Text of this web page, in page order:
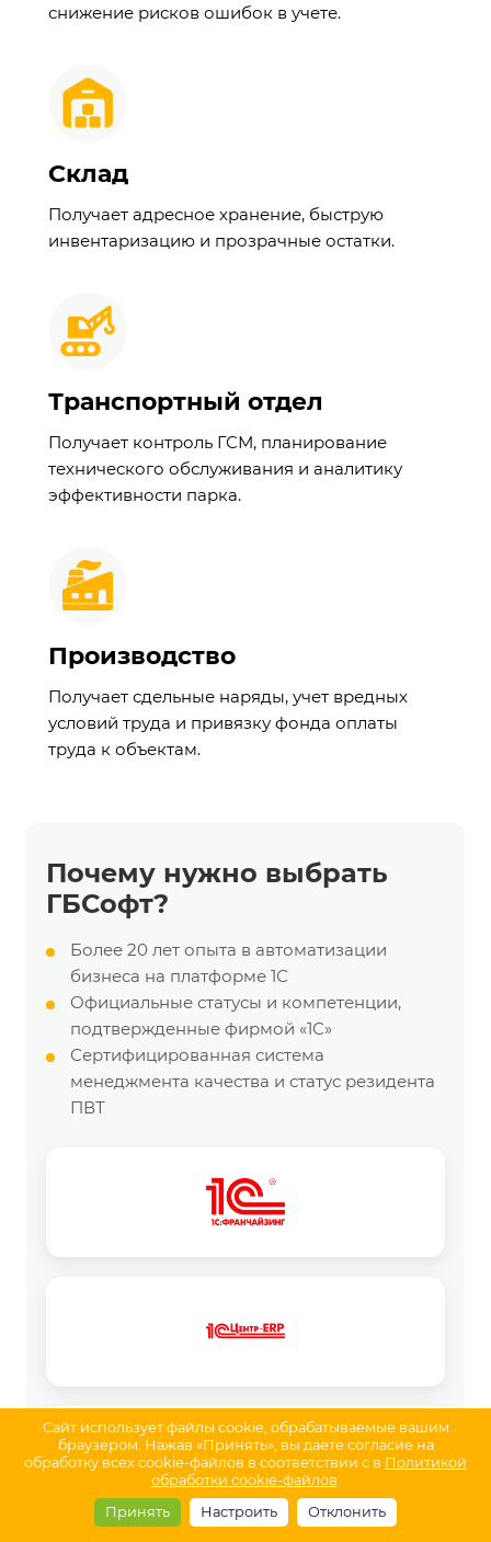
снижение рисков ошибок в учете.
Склад
Получает адресное хранение, быструю
инвентаризацию и прозрачные остатки.
Транспортный отдел
Получает контроль ГСМ, планирование
технического обслуживания и аналитику
эффективности парка.
Производство
Получает сдельные наряды, учет вредных
условий труда и привязку фонда оплаты
труда к объектам.
Почему нужно выбрать
ГБСофт?
Более 20 лет опыта в автоматизации
бизнеса на платформе 1С
Официальные статусы и компетенции,
подтвержденные фирмой «1С»
Сертифицированная система
менеджмента качества и статус резидента
ПВТ
Поиск Каталог Контакты Услуги
Сайт использует файлы cookie, обрабатываемые вашим
браузером. Нажав «Принять», вы даете согласие на
обработку всех cookie-файлов в соответствии с в Политикой
обработки cookie-файлов.
Принять
Настроить Отклонить